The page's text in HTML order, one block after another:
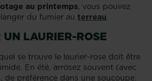
au printemps, vous pouvez
du fumier au terreau.
UN LAURIER-ROSE
se trouve le laurier-rose doit être
En été, arrosez souvent (avec
de préférence dans une soucoupe.